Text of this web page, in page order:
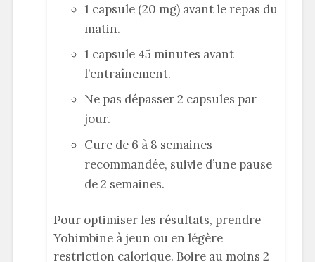
1 capsule (20 mg) avant le repas du
matin.
1 capsule 45 minutes avant
l’entraînement.
Ne pas dépasser 2 capsules par
jour.
Cure de 6 à 8 semaines
recommandée, suivie d’une pause
de 2 semaines.
Pour optimiser les résultats, prendre
Yohimbine à jeun ou en légère
restriction calorique. Boire au moins 2